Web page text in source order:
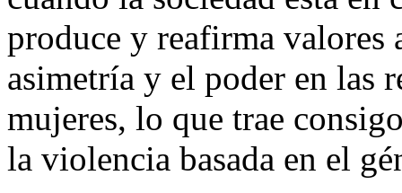
produce y reafirma valores
asimetría y el poder en las
mujeres, lo que trae
la violencia basada en el